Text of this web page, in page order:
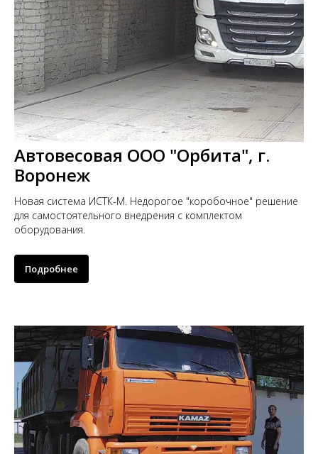
Автовесовая ООО "Орбита", г.
Воронеж
Новая система ИСТК-М. Недорогое "коробочное" решение
для самостоятельного внедрения с комплектом
оборудования.
Подробнее